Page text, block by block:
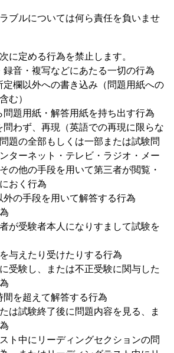
ブルについては何ら責任を負いませ
に定める行為を禁止します。
録音・複写などにあたる一切の行為
定欄以外への書き込み（問題用紙への
む）
問題用紙・解答用紙を持ち出す行為
問わず、再現（英語での再現に限らな
題の全部もしくは一部または試験問
ターネット・テレビ・ラジオ・メー
の他の手段を用いて第三者が閲覧・
おく行為
外の手段を用いて解答する行為
が受験者本人になりすまして試験を
与えたり受けたりする行為
受験し、または不正受験に関与した
間を超えて解答する行為
は試験終了後に問題内容を見る、ま
ト中にリーディングセクションの問